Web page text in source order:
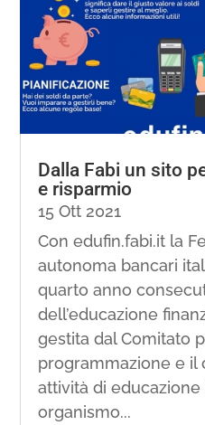
Dalla Fabi un sito
e risparmio
15 Ott 2021
Con edufin.fabi.it la
autonoma bancari
quarto anno
dell’educazione
gestita dal Comitato
programmazione e
attività di educazione
organismo...